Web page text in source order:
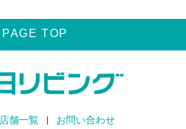
PAGE TOP
店舗一覧
お問い合わせ